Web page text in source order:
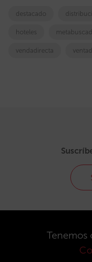
destacado
hoteles
vendadirecta
Tenemos